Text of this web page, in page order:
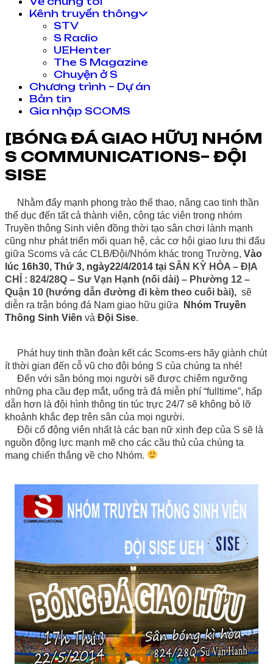
Kênh truyền thông
STV
S Radio
UEHenter
The S Magazine
Chuyện ở S
Chương trình – Dự án
Bản tin
Gia nhập SCOMS
[BÓNG ĐÁ GIAO HỮU] NHÓM
S COMMUNICATIONS– ĐỘI
SISE
Nhằm đẩy mạnh phong trào thể thao, nâng cao tinh thần
thể dục đến tất cả thành viên, cộng tác viên trong nhóm
Truyền thông Sinh viên đồng thời tạo sân chơi lành mạnh
cũng như phát triển mối quan hệ, các cơ hội giao lưu thi đấu
giữa Scoms và các CLB/Đội/Nhóm khác trong Trường, Vào
lúc 16h30, Thứ 3, ngày22/4/2014 tại SÂN KỲ HÒA – ĐỊA
CHỈ : 824/28Q – Sư Vạn Hạnh (nối dài) – Phường 12 –
Quận 10 (hướng dẫn đường đi kèm theo cuối bài), sẽ
diễn ra trận bóng đá Nam giao hữu giữa
Nhóm Truyền
Thông Sinh Viên và Đội Sise.
Phát huy tinh thần đoàn kết các Scoms-ers hãy giành chút
ít thời gian đến cỗ vũ cho đội bóng S của chúng ta nhé!
Đến với sân bóng mọi người sẽ được chiêm ngưỡng
những pha cầu đẹp mắt, uống trà đá miễn phí “fulltime”, hấp
dẫn hơn là đội hình thông tin túc trực 24/7 sẽ không bỏ lỡ
khoảnh khắc đẹp trên sân của mọi người.
Đội cổ động viên nhất là các bạn nữ xinh đẹp của S sẽ là
nguồn động lực mạnh mẽ cho các cầu thủ của chúng ta
mang chiến thắng về cho Nhóm.